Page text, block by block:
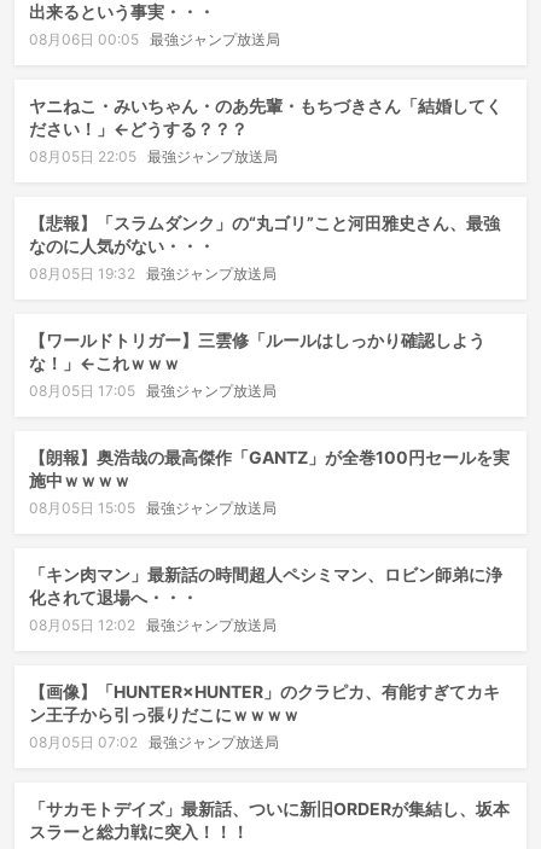
出来るという事実・・・
08月06日 00:05 最強ジャンプ放送局
ヤニねこ・みいちゃん・のあ先輩・もちづきさん「結婚してく
ださい！」←どうする？？？
08月05日 22:05 最強ジャンプ放送局
【悲報】「スラムダンク」の“丸ゴリ”こと河田雅史さん、最強
なのに人気がない・・・
08月05日 19:32 最強ジャンプ放送局
【ワールドトリガー】三雲修「ルールはしっかり確認しよう
な！」←これｗｗｗ
08月05日 17:05 最強ジャンプ放送局
【朗報】奥浩哉の最高傑作「GANTZ」が全巻100円セールを実
施中ｗｗｗｗ
08月05日 15:05 最強ジャンプ放送局
「キン肉マン」最新話の時間超人ペシミマン、ロビン師弟に浄
化されて退場へ・・・
08月05日 12:02 最強ジャンプ放送局
【画像】「HUNTER×HUNTER」のクラピカ、有能すぎてカキ
ン王子から引っ張りだこにｗｗｗｗ
08月05日 07:02 最強ジャンプ放送局
「サカモトデイズ」最新話、ついに新旧ORDERが集結し、坂本
スラーと総力戦に突入！！！